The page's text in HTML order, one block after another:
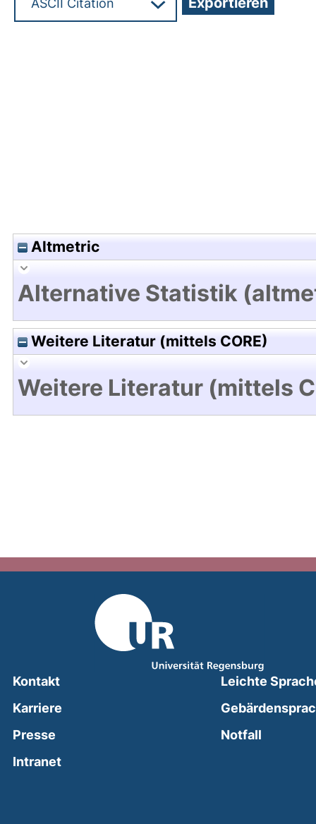
Altmetric
Alternative Statistik
Weitere Literatur (mittels CORE)
Weitere Literatur (mittels
Kontakt
Karriere
Presse
Intranet(external link, opens in a new window)
Leichte
Notfall